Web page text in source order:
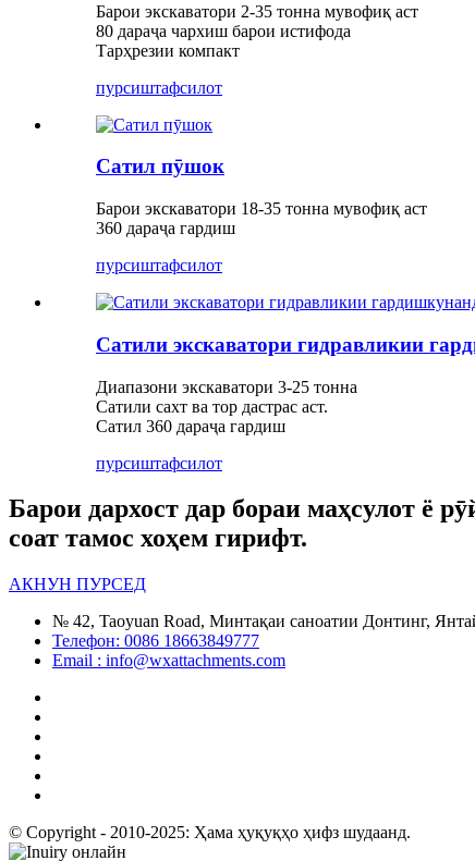
Барои экскаватори 2-35 тонна мувофиқ аст
80 дараҷа чархиш барои истифода
Тарҳрезии компакт
пурсиштафсилот
Сатил пӯшок
Барои экскаватори 18-35 тонна мувофиқ аст
360 дараҷа гардиш
пурсиштафсилот
Сатили экскаватори гидравликии
Диапазони экскаватори 3-25 тонна
Сатили сахт ва тор дастрас аст.
Сатил 360 дараҷа гардиш
пурсиштафсилот
Барои дархост дар бораи маҳсулот ё
соат тамос хоҳем гирифт.
АКНУН ПУРСЕД
№ 42, Taoyuan Road, Минтақаи саноатии Донтинг,
Телефон: 0086 18663849777
Email : info@wxattachments.com
© Copyright - 2010-2025: Ҳама ҳуқуқҳо ҳифз шудаанд.